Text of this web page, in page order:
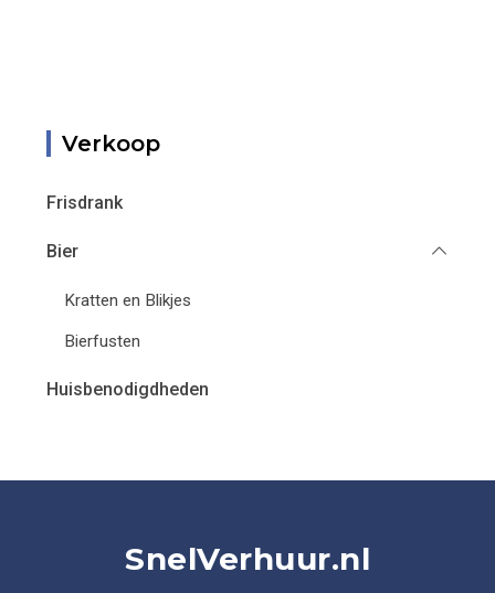
Verkoop
Frisdrank
Bier
Kratten en Blikjes
Bierfusten
Huisbenodigdheden
SnelVerhuur.nl